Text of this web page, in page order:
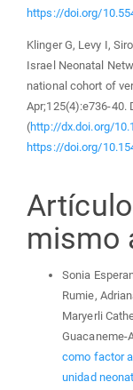
https://doi.org/
Klinger G, Levy I,
Israel Neonatal
national cohort of
Apr;125(4):e736-40.
(http://dx.doi.org/
https://doi.org/
mismo
Sonia
Rumie,
Maryerli
Guacaneme-
como factor
unidad